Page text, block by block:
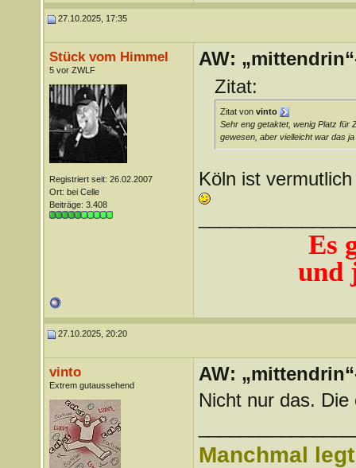
27.10.2025, 17:35
Stück vom Himmel
5 vor ZWLF
Registriert seit: 26.02.2007
Ort: bei Celle
Beiträge: 3.408
AW:
Zitat:
Zitat von vinto
Sehr eng getaktet, wenig Platz für
gewesen, aber vielleicht war das
Köln ist
Es
und
27.10.2025, 20:20
vinto
Extrem gutaussehend
AW:
Nicht nur das.
Manchmal